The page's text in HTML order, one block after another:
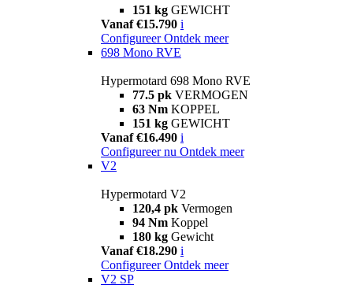
151 kg GEWICHT
Vanaf €15.790 i
Configureer Ontdek meer
698 Mono RVE
Hypermotard 698 Mono RVE
77.5 pk VERMOGEN
63 Nm KOPPEL
151 kg GEWICHT
Vanaf €16.490 i
Configureer nu Ontdek meer
V2
Hypermotard V2
120,4 pk Vermogen
94 Nm Koppel
180 kg Gewicht
Vanaf €18.290 i
Configureer Ontdek meer
V2 SP